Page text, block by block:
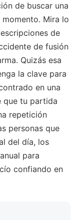
de buscar una
Mira lo
de
de fusión
Quizás esa
la clave para
en una
que tu partida
repetición
personas que
del día, los
para
confiando en